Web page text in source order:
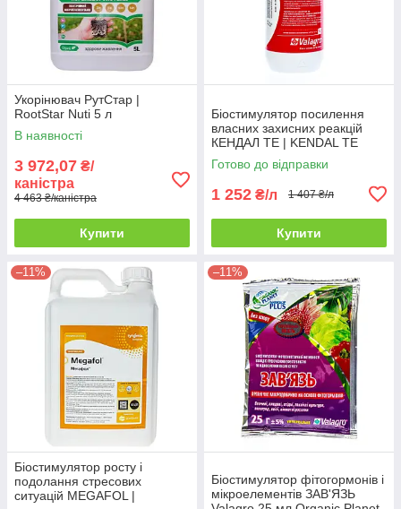
Укорінювач РутСтар |
RootStar Nuti 5 л
В наявності
3 972,07 ₴/
каністра
4 463 ₴/каністра
Купити
Біостимулятор посилення
власних захисних реакцій
КЕНДАЛ ТЕ | KENDAL TE
Valagro 1 л
Готово до відправки
1 252 ₴/л 1 407 ₴/л
Купити
–11%
Біостимулятор росту і
подолання стресових
ситуацій MEGAFOL |
–11%
Біостимулятор фітогормонів і
мікроелементів ЗАВ'ЯЗЬ